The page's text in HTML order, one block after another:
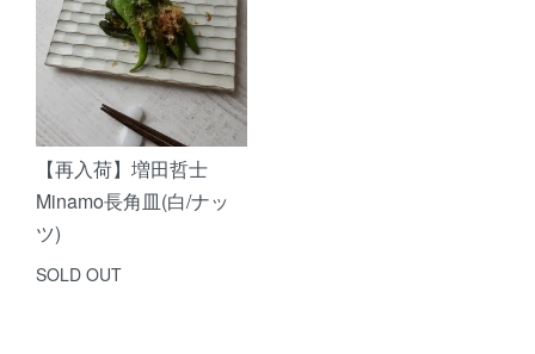
【再入荷】増田哲士
Minamo長角皿(白/ナッ
ツ)
SOLD OUT